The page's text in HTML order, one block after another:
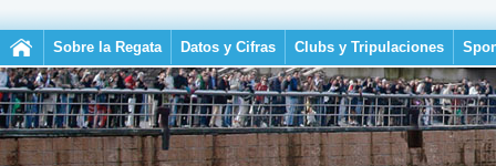
Sobre la Regata Datos y Cifras Clubs y Tripulaciones